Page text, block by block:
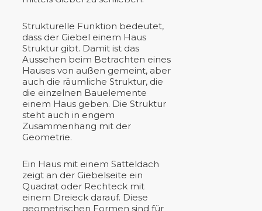
Strukturelle Funktion bedeutet,
dass der Giebel einem Haus
Struktur gibt. Damit ist das
Aussehen beim Betrachten eines
Hauses von außen gemeint, aber
auch die räumliche Struktur, die
die einzelnen Bauelemente
einem Haus geben. Die Struktur
steht auch in engem
Zusammenhang mit der
Geometrie.
Ein Haus mit einem Satteldach
zeigt an der Giebelseite ein
Quadrat oder Rechteck mit
einem Dreieck darauf. Diese
geometrischen Formen sind für